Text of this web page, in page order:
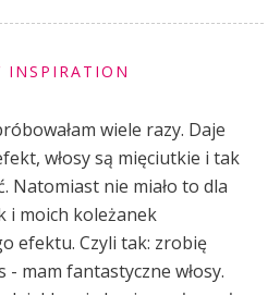
INSPIRATION
wiele razy. Daje
włosy są mięciutkie i tak
Natomiast nie miało to dla
i moich koleżanek
efektu. Czyli tak: zrobię
- mam fantastyczne włosy.